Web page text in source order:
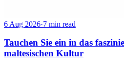
6 Aug 2026·7 min read
Tauchen Sie ein in das
maltesischen Kultur